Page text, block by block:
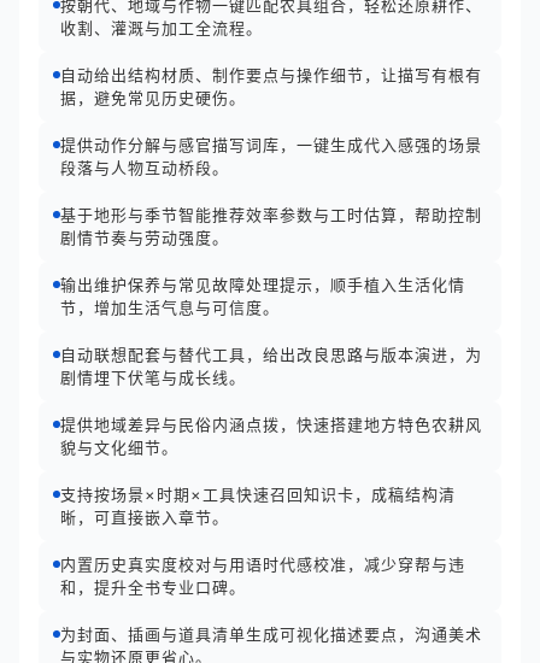
按朝代、地域与作物一键匹配农具组合，轻松还原耕作、
收割、灌溉与加工全流程。
自动给出结构材质、制作要点与操作细节，让描写有根有
据，避免常见历史硬伤。
提供动作分解与感官描写词库，一键生成代入感强的场景
段落与人物互动桥段。
基于地形与季节智能推荐效率参数与工时估算，帮助控制
剧情节奏与劳动强度。
输出维护保养与常见故障处理提示，顺手植入生活化情
节，增加生活气息与可信度。
自动联想配套与替代工具，给出改良思路与版本演进，为
剧情埋下伏笔与成长线。
提供地域差异与民俗内涵点拨，快速搭建地方特色农耕风
貌与文化细节。
支持按场景×时期×工具快速召回知识卡，成稿结构清
晰，可直接嵌入章节。
内置历史真实度校对与用语时代感校准，减少穿帮与违
和，提升全书专业口碑。
为封面、插画与道具清单生成可视化描述要点，沟通美术
与实物还原更省心。